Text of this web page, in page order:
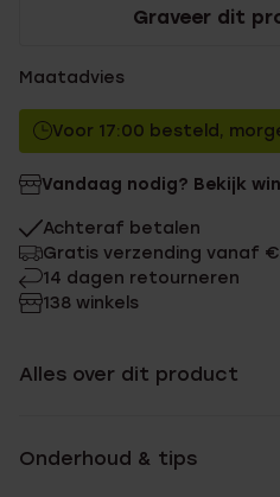
Graveer dit
Maatadvies
Voor 17:00 besteld,
Vandaag nodig? Bekijk
Achteraf betalen
Gratis verzending vanaf
14 dagen retourneren
138 winkels
Alles over dit product
Onderhoud & tips